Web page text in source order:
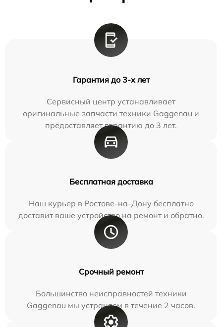
Гарантия до 3-х лет
Сервисный центр устанавливает
оригинальные запчасти техники Gaggenau и
предоставляет гарантию до 3 лет.
Бесплатная доставка
Наш курьер в Ростове-на-Дону бесплатно
доставит ваше устройство на ремонт и обратно.
Срочный ремонт
Большинство неисправностей техники
Gaggenau мы устраняем в течение 2 часов.